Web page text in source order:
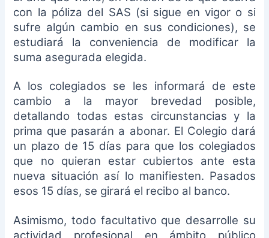
con la póliza del SAS (si sigue en vigor o si
sufre algún cambio en sus condiciones), se
estudiará la conveniencia de modificar la
suma asegurada elegida.
A los colegiados se les informará de este
cambio a la mayor brevedad posible,
detallando todas estas circunstancias y la
prima que pasarán a abonar. El Colegio dará
un plazo de 15 días para que los colegiados
que no quieran estar cubiertos ante esta
nueva situación así lo manifiesten. Pasados
esos 15 días, se girará el recibo al banco.
Asimismo, todo facultativo que desarrolle su
actividad profesional en ámbito público